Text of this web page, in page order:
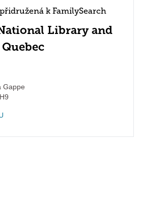
k FamilySearch
Library and
Gappe